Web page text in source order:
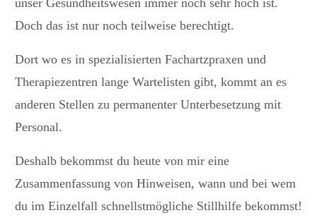
Doch das ist nur noch teilweise berechtigt.
Dort wo es in spezialisierten Fachartzpraxen und
Therapiezentren lange Wartelisten gibt, kommt an es
anderen Stellen zu permanenter Unterbesetzung mit
Personal.
Deshalb bekommst du heute von mir eine
Zusammenfassung von Hinweisen, wann und bei wem
du im Einzelfall schnellstmögliche Stillhilfe bekommst!